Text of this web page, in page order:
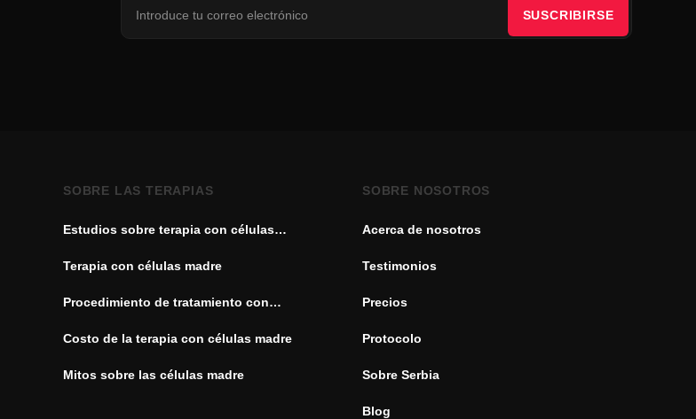
SUSCRIBIRSE
SOBRE LAS TERAPIAS
Estudios sobre terapia con células
Terapia con células madre
Procedimiento de tratamiento con
Costo de la terapia con células madre
Mitos sobre las células madre
SOBRE NOSOTROS
Acerca de nosotros
Testimonios
Precios
Protocolo
Sobre Serbia
Blog